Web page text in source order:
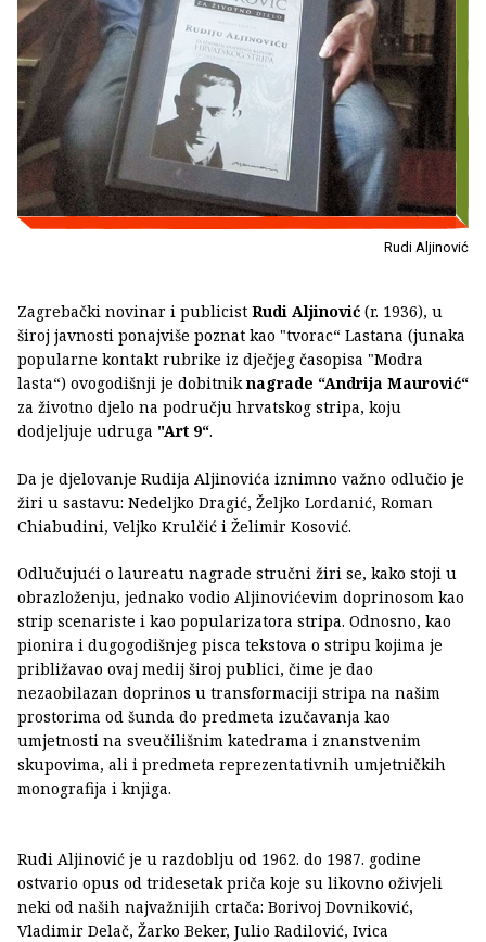
Rudi Aljinović
Zagrebački novinar i publicist Rudi Aljinović (r. 1936), u
široj javnosti ponajviše poznat kao "tvorac“ Lastana (junaka
popularne kontakt rubrike iz dječjeg časopisa "Modra
lasta“) ovogodišnji je dobitniknagrade “Andrija Maurović“
za životno djelo na području hrvatskog stripa, koju
dodjeljuje udruga "Art 9“.
Da je djelovanje Rudija Aljinovića iznimno važno odlučio je
žiri u sastavu: Nedeljko Dragić, Željko Lordanić, Roman
Chiabudini, Veljko Krulčić i Želimir Kosović.
Odlučujući o laureatu nagrade stručni žiri se, kako stoji u
obrazloženju, jednako vodio Aljinovićevim doprinosom kao
strip scenariste i kao popularizatora stripa. Odnosno, kao
pionira i dugogodišnjeg pisca tekstova o stripu kojima je
približavao ovaj medij široj publici, čime je dao
nezaobilazan doprinos u transformaciji stripa na našim
prostorima od šunda do predmeta izučavanja kao
umjetnosti na sveučilišnim katedrama i znanstvenim
skupovima, ali i predmeta reprezentativnih umjetničkih
monografija i knjiga.
Rudi Aljinović je u razdoblju od 1962. do 1987. godine
ostvario opus od tridesetak priča koje su likovno oživjeli
neki od naših najvažnijih crtača: Borivoj Dovniković,
Vladimir Delač, Žarko Beker, Julio Radilović, Ivica